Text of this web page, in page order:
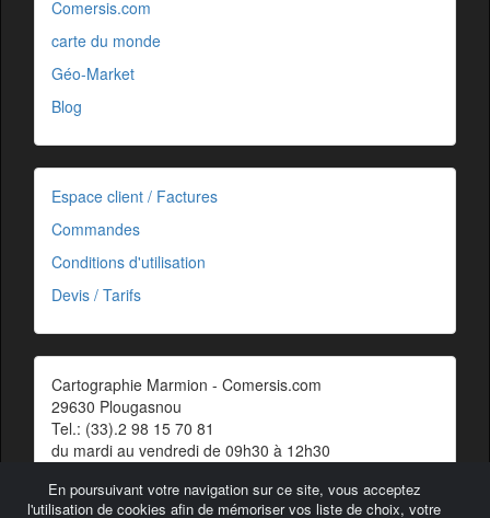
En poursuivant votre navigation sur ce site, vous acceptez
l'utilisation de cookies afin de mémoriser vos liste de choix, votre
Comersis.com
carte du monde
Géo-Market
Blog
Espace client / Factures
Commandes
Conditions d'utilisation
Devis / Tarifs
Cartographie Marmion - Comersis.com
29630 Plougasnou
Tel.: (33).2 98 15 70 81
du mardi au vendredi de 09h30 à 12h30
Contact